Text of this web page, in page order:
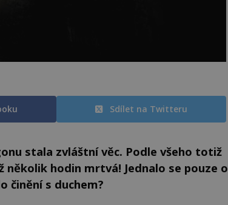
Sdílet na Twitteru
stala zvláštní věc. Podle všeho totiž
hodin mrtvá! Jednalo se pouze o
činění s duchem?